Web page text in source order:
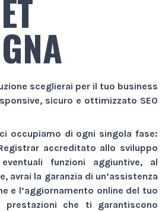
sceglierai per il tuo business
sicuro e ottimizzato SEO
occupiamo di ogni singola fase:
accreditato allo sviluppo
funzioni aggiuntive, al
avrai la garanzia di un’assistenza
e l’aggiornamento online del tuo
che ti garantiscono